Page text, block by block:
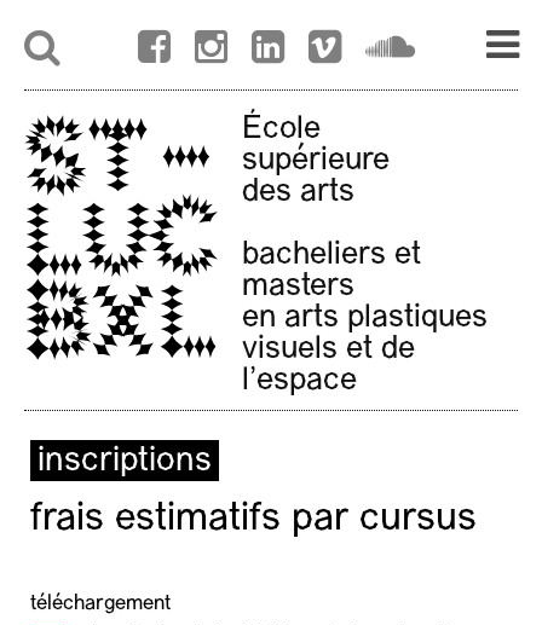
École
supérieure
des arts
bacheliers et
masters
en arts plastiques
visuels et de
l'espace
inscriptions
frais estimatifs par cursus
téléchargement